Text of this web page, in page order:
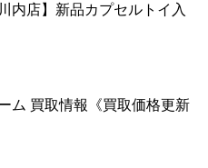
内店】新品カプセルトイ入
ム 買取情報《買取価格更新